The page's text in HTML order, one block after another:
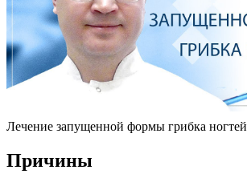
Лечение запущенной формы грибка ногтей
Причины